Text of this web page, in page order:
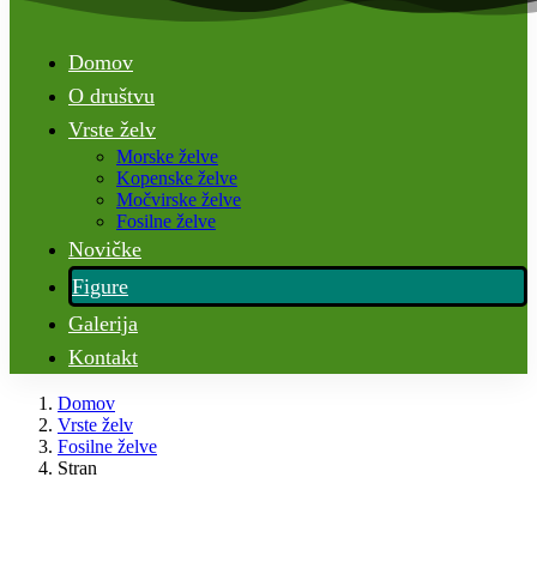
Domov
O društvu
Vrste želv
Morske želve
Kopenske želve
Močvirske želve
Fosilne želve
Novičke
Figure
Galerija
Kontakt
Domov
Vrste želv
Fosilne želve
Stran